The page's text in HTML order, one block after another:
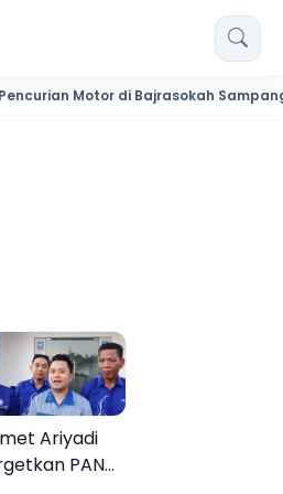
di Bajrasokah Sampang
Ariyadi
PAN